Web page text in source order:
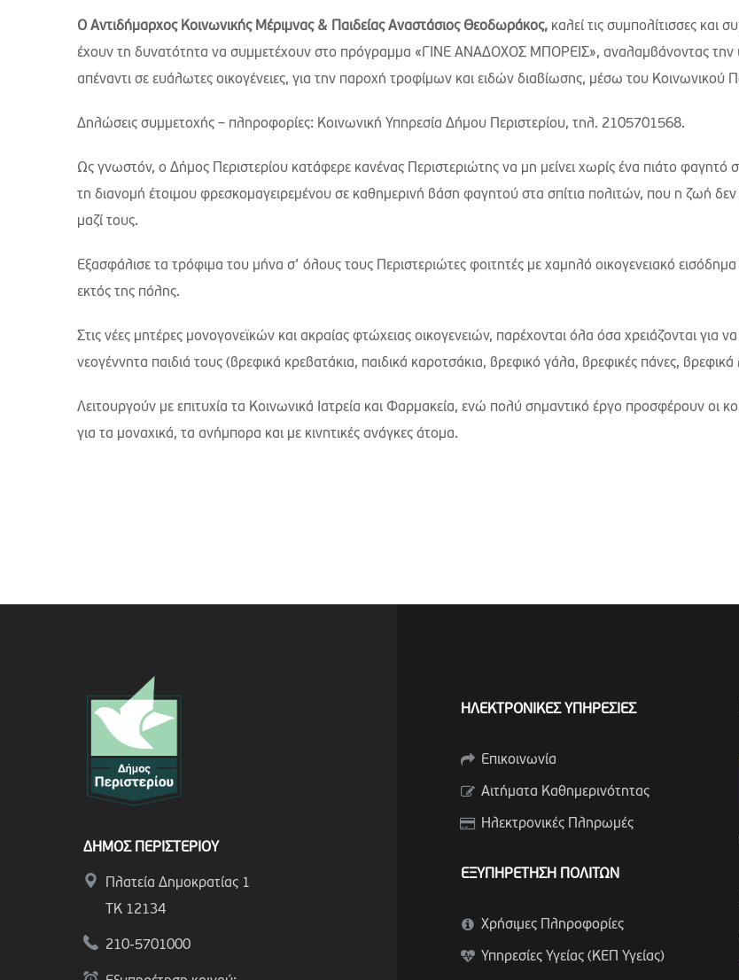
Ο Αντιδήμαρχος Κοινωνικής Μέριμνας & Παιδείας Αναστάσιος Θεοδωράκος, καλεί τις συμπολίτισσες και
έχουν τη δυνατότητα να συμμετέχουν στο πρόγραμμα «ΓΙΝΕ ΑΝΑΔΟΧΟΣ ΜΠΟΡΕΙΣ», αναλαμβάνοντας
απέναντι σε ευάλωτες οικογένειες, για την παροχή τροφίμων και ειδών διαβίωσης, μέσω του Κοινωνικού
Δηλώσεις συμμετοχής – πληροφορίες: Κοινωνική Υπηρεσία Δήμου Περιστερίου, τηλ. 2105701568.
Ως γνωστόν, ο Δήμος Περιστερίου κατάφερε κανένας Περιστεριώτης να μη μείνει χωρίς ένα πιάτο φαγητό
τη διανομή έτοιμου φρεσκομαγειρεμένου σε καθημερινή βάση φαγητού στα σπίτια πολιτών, που η ζωή δεν
μαζί τους.
Εξασφάλισε τα τρόφιμα του μήνα σ’ όλους τους Περιστεριώτες φοιτητές με χαμηλό οικογενειακό
εκτός της πόλης.
Στις νέες μητέρες μονογονεϊκών και ακραίας φτώχειας οικογενειών, παρέχονται όλα όσα χρειάζονται για
νεογέννητα παιδιά τους (βρεφικά κρεβατάκια, παιδικά καροτσάκια, βρεφικό γάλα, βρεφικές πάνες, βρεφικά
Λειτουργούν με επιτυχία τα Κοινωνικά Ιατρεία και Φαρμακεία, ενώ πολύ σημαντικό έργο προσφέρουν οι
για τα μοναχικά, τα ανήμπορα και με κινητικές ανάγκες άτομα.
ΔΗΜΟΣ ΠΕΡΙΣΤΕΡΙΟΥ
Πλατεία Δημοκρατίας 1
ΤΚ 12134
210-5701000
ΗΛΕΚΤΡΟΝΙΚΕΣ ΥΠΗΡΕΣΙΕΣ
Επικοινωνία
Αιτήματα Καθημερινότητας
Ηλεκτρονικές Πληρωμές
ΕΞΥΠΗΡΕΤΗΣΗ ΠΟΛΙΤΩΝ
Χρήσιμες Πληροφορίες
Υπηρεσίες Υγείας (ΚΕΠ Υγείας)